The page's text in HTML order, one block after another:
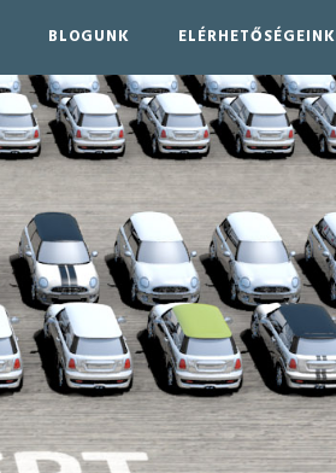
BLOGUNK ELÉRHETŐSÉGEINK